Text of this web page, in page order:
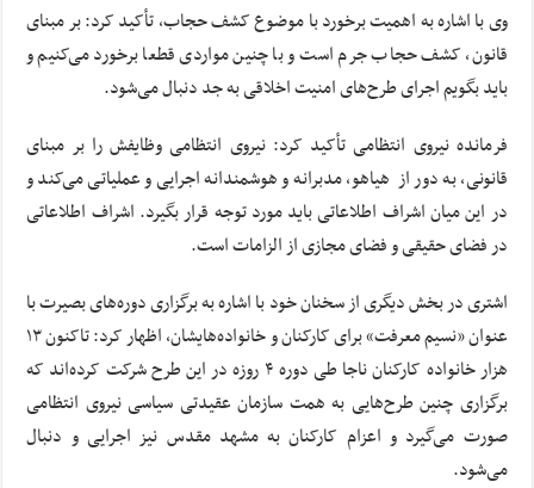
وی با اشاره به اهمیت برخورد با موضوع کشف حجاب، تأکید کرد: بر مبنای
قانون، کشف حجاب جرم است و با چنین مواردی قطعا برخورد می‌کنیم و
باید بگویم اجرای طرح‌های امنیت اخلاقی به جد دنبال می‌شود.
فرمانده نیروی انتظامی تأکید کرد: نیروی انتظامی وظایفش را بر مبنای
قانونی، به دور از هیاهو، مدبرانه و هوشمندانه اجرایی و عملیاتی می‌کند و
در این میان اشراف اطلاعاتی باید مورد توجه قرار بگیرد. اشراف اطلاعاتی
در فضای حقیقی و فضای مجازی از الزامات است.
اشتری در بخش دیگری از سخنان خود با اشاره به برگزاری دوره‌های بصیرت با
عنوان «نسیم معرفت» برای کارکنان و خانواده‌هایشان، اظهار کرد: تاکنون ۱۳
هزار خانواده کارکنان ناجا طی دوره ۴ روزه در این طرح شرکت کرده‌اند که
برگزاری چنین طرح‌هایی به همت سازمان عقیدتی سیاسی نیروی انتظامی
صورت می‌گیرد و اعزام کارکنان به مشهد مقدس نیز اجرایی و دنبال
می‌شود.